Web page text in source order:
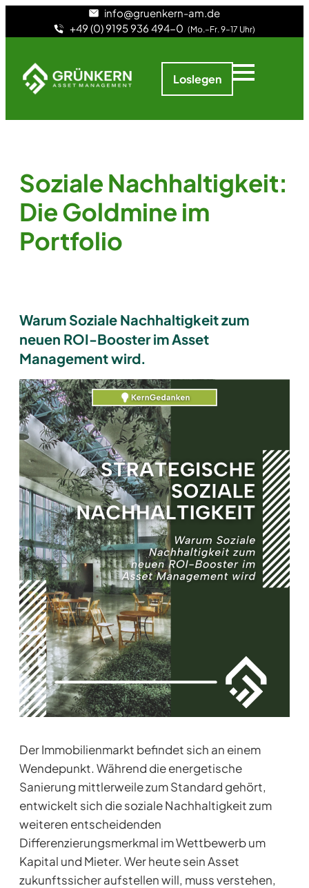
info@gruenkern-am.de
+49 (0) 9195 936 494-0 (Mo.–Fr. 9–17 Uhr)
Loslegen
Soziale Nachhaltigkeit:
Die Goldmine im
Portfolio
Warum Soziale Nachhaltigkeit zum
neuen ROI-Booster im Asset
Management wird.
Der Immobilienmarkt befindet sich an einem
Wendepunkt. Während die energetische
Sanierung mittlerweile zum Standard gehört,
entwickelt sich die soziale Nachhaltigkeit zum
weiteren entscheidenden
Differenzierungsmerkmal im Wettbewerb um
Kapital und Mieter. Wer heute sein Asset
zukunftssicher aufstellen will, muss verstehen,